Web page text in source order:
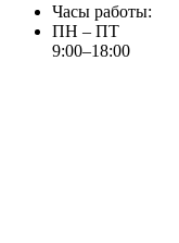
Часы работы:
ПН – ПТ
9:00–18:00